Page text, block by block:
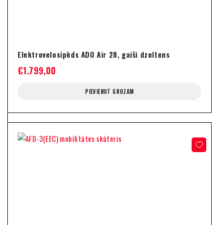
Elektrovelosipēds ADO Air 28, gaiši dzeltens
€1.799,00
PIEVIENOT GROZAM